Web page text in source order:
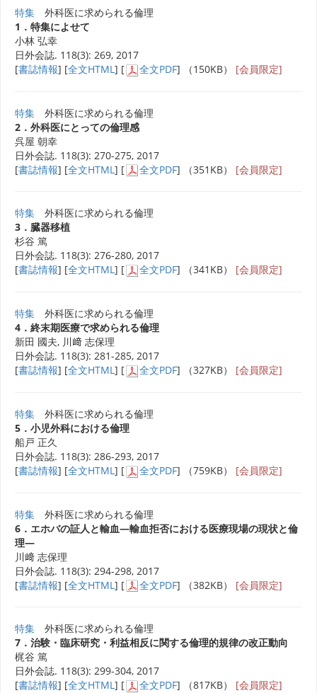
特集 外科医に求められる倫理
1．特集によせて
小林 弘幸
日外会誌. 118(3): 269, 2017
[書誌情報] [全文HTML ] [ 全文PDF] （150KB） [会員限定]
特集 外科医に求められる倫理
2．外科医にとっての倫理感
呉屋 朝幸
日外会誌. 118(3): 270-275, 2017
[書誌情報] [全文HTML ] [ 全文PDF] （351KB） [会員限定]
特集 外科医に求められる倫理
3．臓器移植
杉谷 篤
日外会誌. 118(3): 276-280, 2017
[書誌情報] [全文HTML] [ 全文PDF] （341KB） [会員限定]
特集 外科医に求められる倫理
4．終末期医療で求められる倫理
新田 國夫, 川﨑 志保理
日外会誌. 118(3): 281-285, 2017
[書誌情報] [全文HTML] [ 全文PDF] （327KB） [会員限定]
特集 外科医に求められる倫理
5．小児外科における倫理
船戸 正久
日外会誌. 118(3): 286-293, 2017
[書誌情報] [全文HTML ] [ 全文PDF] （759KB） [会員限定]
特集 外科医に求められる倫理
6．エホバの証人と輸血―輸血拒否における医療現場の現状と倫
理―
川﨑 志保理
日外会誌. 118(3): 294-298, 2017
[書誌情報] [全文HTML ] [ 全文PDF] （382KB） [会員限定]
特集 外科医に求められる倫理
7．治験・臨床研究・利益相反に関する倫理的規律の改正動向
梶谷 篤
日外会誌. 118(3): 299-304, 2017
[書誌情報] [全文HTML] [ 全文PDF] （817KB） [会員限定]